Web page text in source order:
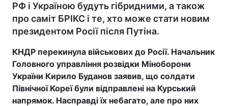
РФ і Україною будуть гібридними, а також
про саміт БРІКС і те, хто може стати новим
президентом Росії після Путіна.
КНДР перекинула військових до Росії. Начальник
Головного управління розвідки Міноборони
України Кирило Буданов заявив, що солдати
Північної Кореї були відправлені на Курський
напрямок. Насправді їх небагато, але про них